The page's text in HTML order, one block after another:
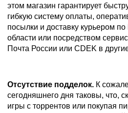
этом магазин гарантирует
гибкую систему оплаты,
посылки и доставку курьером
области или посредством
Почта России или CDEK в
Отсутствие подделок. К
сегодняшнего дня таковы, что,
игры с торрентов или покупая